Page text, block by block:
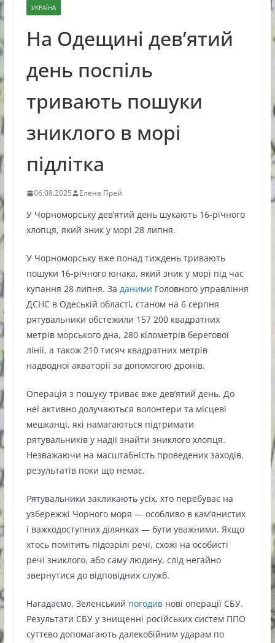
УКРАЇНА
На Одещині дев’ятий
день поспіль
тривають пошуки
зниклого в морі
підлітка
06.08.2025 Елена Прей
У Чорноморську дев’ятий день шукають 16-річного
хлопця, який зник у морі 28 липня.
У Чорноморську вже понад тиждень тривають
пошуки 16-річного юнака, який зник у морі під час
купання 28 липня. За даними Головного управління
ДСНС в Одеській області, станом на 6 серпня
рятувальники обстежили 157 200 квадратних
метрів морського дна, 280 кілометрів берегової
лінії, а також 210 тисяч квадратних метрів
надводної акваторії за допомогою дронів.
Операція з пошуку триває вже дев’ятий день. До
неї активно долучаються волонтери та місцеві
мешканці, які намагаються підтримати
рятувальників у надії знайти зниклого хлопця.
Незважаючи на масштабність проведених заходів,
результатів поки що немає.
Рятувальники закликають усіх, хто перебуває на
узбережжі Чорного моря — особливо в кам’янистих
і важкодоступних ділянках — бути уважними. Якщо
хтось помітить підозрілі речі, схожі на особисті
речі зниклого, або саму людину, слід негайно
звернутися до відповідних служб.
Нагадаємо, Зеленський погодивнові операції СБУ.
Результати СБУ у знищенні російських систем ППО
суттєво допомагають далекобійним ударам по